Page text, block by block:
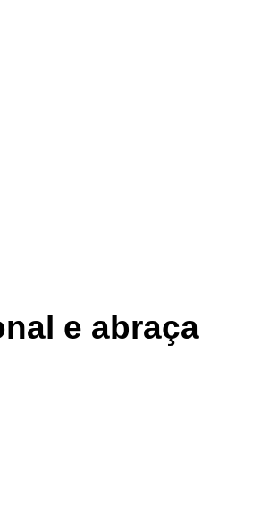
e abraça